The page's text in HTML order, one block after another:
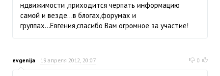
ндвижимости ,приходится черпать информацию
самой и везде...в блогах,форумах и
группах...Евгения,спасибо Вам огромное за участие!
evgenija 19 апреля 2012, 20:07 0